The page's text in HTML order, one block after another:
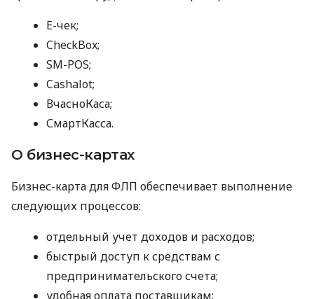
E-чек;
CheckBox;
SM-POS;
Cashalot;
ВчасноКаса;
СмартКасса.
О бизнес-картах
Бизнес-карта для ФЛП обеспечивает выполнение
следующих процессов:
отдельный учет доходов и расходов;
быстрый доступ к средствам с
предпринимательского счета;
удобная оплата поставщикам;